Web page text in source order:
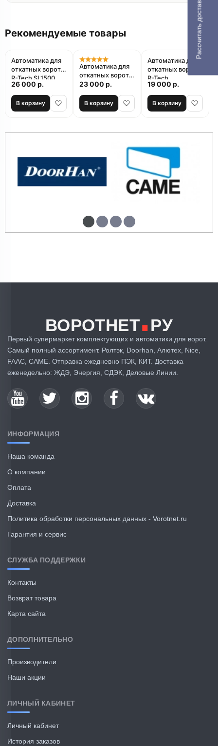
Рекомендуемые товары
Автоматика для
откатных ворот
R-Tech SL1500
26 000 р.
В корзину
Автоматика для
откатных ворот
R-Tech
1000 кг
23 000 р.
В корзину
Автоматика для
откатных ворот
R-Tech
SL600AC.М
19 000 р.
В корзину
ВОРОТНЕТ.РУ
Первый супермаркет комплектующих и автоматики для ворот.
Самый полный ассортимент. Ролтэк, Doorhan, Алютех, Nice,
FAAC, CAME. Отправка ежедневно ПЭК, КИТ. Доставка
еженедельно: ЖДЭ, Энергия, СДЭК, Деловые Линии.
ИНФОРМАЦИЯ
Наша команда
О компании
Оплата
Доставка
Политика обработки персональных данных - Vorotnet.ru
Гарантия и сервис
СЛУЖБА ПОДДЕРЖКИ
Контакты
Возврат товара
Карта сайта
ДОПОЛНИТЕЛЬНО
Производители
Наши акции
ЛИЧНЫЙ КАБИНЕТ
Личный кабинет
История заказов
Рассчитать доставку